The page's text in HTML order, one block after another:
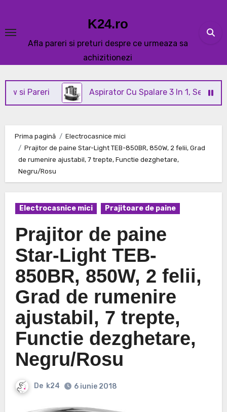
content
K24.ro
Afla pareri si preturi despre ce urmeaza sa
achizitionezi
Aspirator Cu Spalare 3 In 1, SeveShop® C3
Prima pagină
Electrocasnice mici
Prajitor de paine Star-Light TEB-850BR, 850W, 2 felii, Grad
de rumenire ajustabil, 7 trepte, Functie dezghetare,
Negru/Rosu
Electrocasnice mici Prajitoare de paine
Prajitor de paine
Star-Light TEB-
850BR, 850W, 2 felii,
Grad de rumenire
ajustabil, 7 trepte,
Functie dezghetare,
Negru/Rosu
De k24 6 iunie 2018